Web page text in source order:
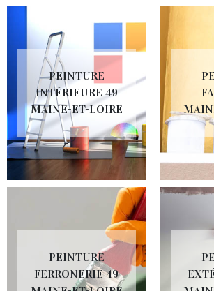
PEINTURE
INTÉRIEURE 49
MAINE-ET-LOIRE
PEINTURE
FERRONERIE 49